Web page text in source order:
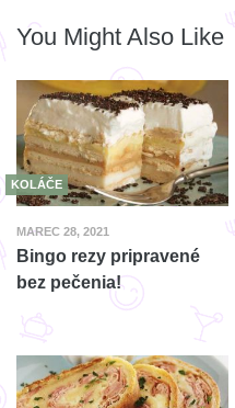
You Might Also Like
KOLÁČE
MAREC 28, 2021
Bingo rezy pripravené
bez pečenia!